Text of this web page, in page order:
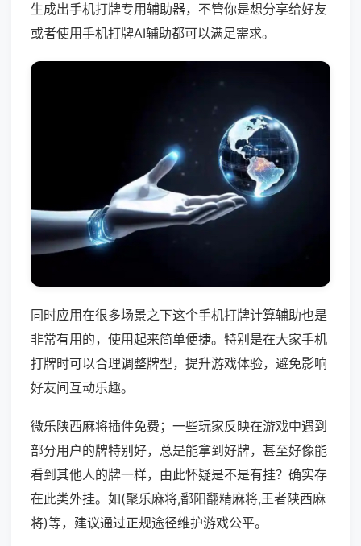
生成出手机打牌专用辅助器，不管你是想分享给好友
或者使用手机打牌AI辅助都可以满足需求。
同时应用在很多场景之下这个手机打牌计算辅助也是
非常有用的，使用起来简单便捷。特别是在大家手机
打牌时可以合理调整牌型，提升游戏体验，避免影响
好友间互动乐趣。
微乐陕西麻将插件免费；一些玩家反映在游戏中遇到
部分用户的牌特别好，总是能拿到好牌，甚至好像能
看到其他人的牌一样，由此怀疑是不是有挂？确实存
在此类外挂。如(聚乐麻将,鄱阳翻精麻将,王者陕西麻
将)等，建议通过正规途径维护游戏公平。